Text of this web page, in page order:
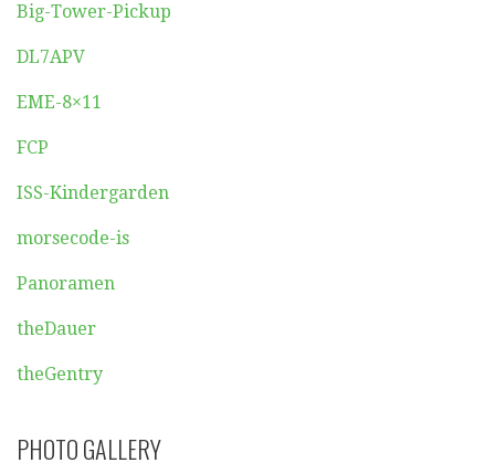
Big-Tower-Pickup
DL7APV
EME-8×11
FCP
ISS-Kindergarden
morsecode-is
Panoramen
theDauer
theGentry
PHOTO GALLERY